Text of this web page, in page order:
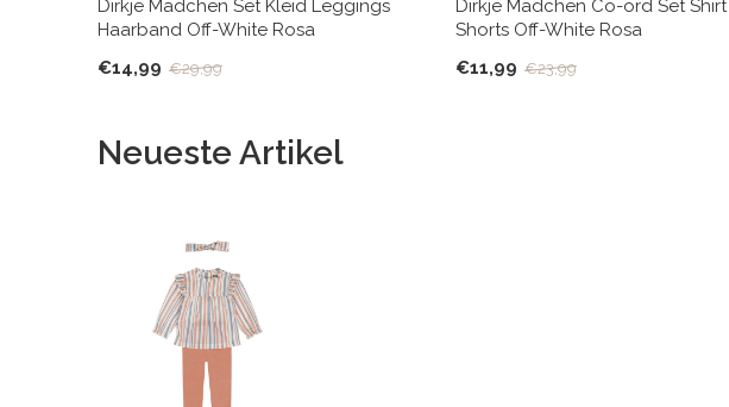
Dirkje Mädchen Set Kleid Leggings
Haarband Off-White Rosa
€14,99 €29,99
Dirkje Mädchen Co-ord Set Shirt
Shorts Off-White Rosa
€11,99 €23,99
Neueste Artikel